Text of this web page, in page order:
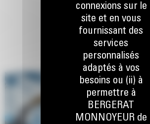
Le lecteur Bluetooth embarqué de la machine
votre téléphone permettent de détecter
l'emplacement de l'appareil.
Obtenez des charges cibles précises et
chargement grâce à la pesée mobile et aux
réel de votre charge utile sans avoir à pivoter.
Les machines Cat sont préprogrammées avec
performance optimaux pour votre grappin afin
couplage et l'efficacité de la machine et du
connexions sur le
site et en vous
fournissant des
services
personnalisés
adaptés à vos
besoins ou (ii) à
permettre à
BERGERAT
MONNOYEUR de